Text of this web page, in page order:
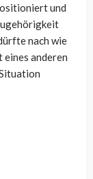
und
nach wie
anderen